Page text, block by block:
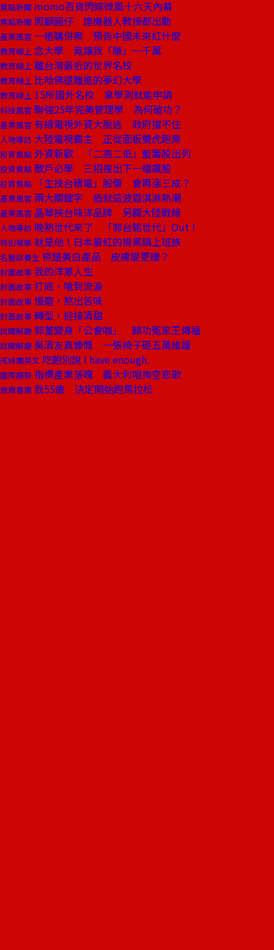
焦點新聞 momo百貨閃嫁微風十六天內幕
焦點新聞 照顧圓仔 連機器人教授都出動
產業風雲 一樁購併案 預告中國未來紅什麼
教育線上 念大學 竟讓我「賺」一千萬
教育線上 離台灣最近的世界名校
教育線上 比哈佛還難進的夢幻大學
教育線上 15所國外名校 拿學測就能申請
科技風雲 聯強25年完美管理學 為何破功？
產業風雲 有線電視外資大脫逃 政府擋不住
人物專訪 大陸電視霸主 正從面板雙虎跑票
投資焦點 外資新歡 「二高二低」藍籌股出列
投資焦點 散戶必學 三招搜出下一檔飆股
投資焦點 「生技台積電」股價 會再漲三成？
產業風雲 兩大關鍵字 造就這波霜淇淋熱潮
產業風雲 晶華挾台味洋品牌 另闢大陸戰線
人物專訪 晚熟世代來了 「郭台銘世代」Out！
特別報導 就是他！日本最紅的揹黑鍋上班族
名醫談養生 搽錯美白產品 皮膚變更糟？
封面故事 我的洋蔥人生
封面故事 打底，嗆到流淚
封面故事 慢磨，熬出苦味
封面故事 轉型，迎接清甜
說聞解趣 郭董變身「公會咖」 歸功冤家王傳福
說聞解趣 吳清友真慷慨 一張椅子砸五萬維護
戒掉爛英文 吃飽別說 I have enough.
國際趨勢 指標產業落魄 義大利唱掏空悲歌
商周書摘 我55歲 決定開始跑馬拉松